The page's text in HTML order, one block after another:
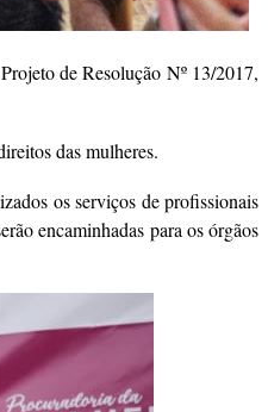
de Resolução Nº 13/2017,
das mulheres.
os serviços de profissionais
encaminhadas para os órgãos